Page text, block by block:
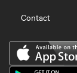
Contact